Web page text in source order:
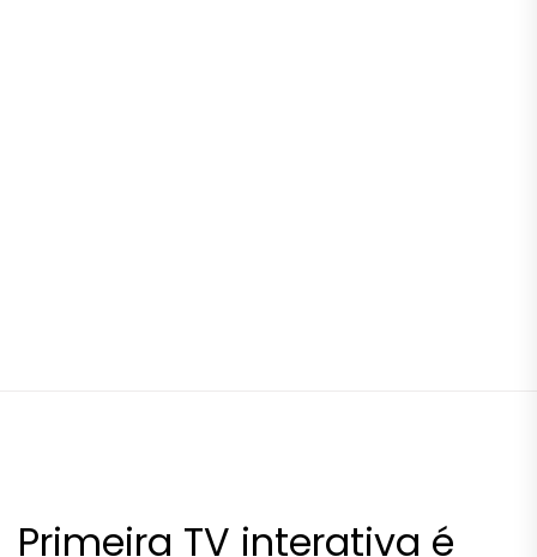
Primeira TV interativa é